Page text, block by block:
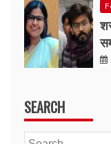
SEARCH
Search